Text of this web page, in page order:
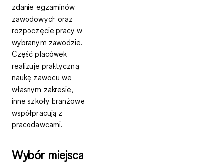
zdanie egzaminów
zawodowych oraz
rozpoczęcie pracy w
wybranym zawodzie.
Część placówek
realizuje praktyczną
naukę zawodu we
własnym zakresie,
inne szkoły branżowe
współpracują z
pracodawcami.
Wybór miejsca